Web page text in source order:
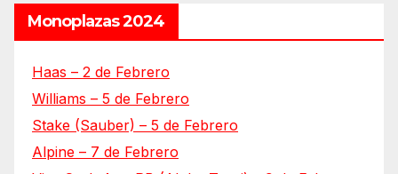
Monoplazas 2024
Haas – 2 de Febrero
Williams – 5 de Febrero
Stake (Sauber) – 5 de Febrero
Alpine – 7 de Febrero